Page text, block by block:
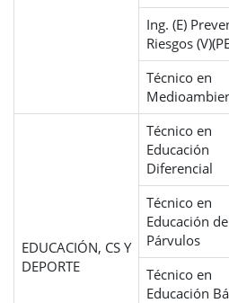
Ing. (E)
Riesgos
Técnico en
EDUCACIÓN, CS Y
DEPORTE
Técnico en
Educación
Diferencial
Técnico en
Educación de
Párvulos
Técnico en
Educación